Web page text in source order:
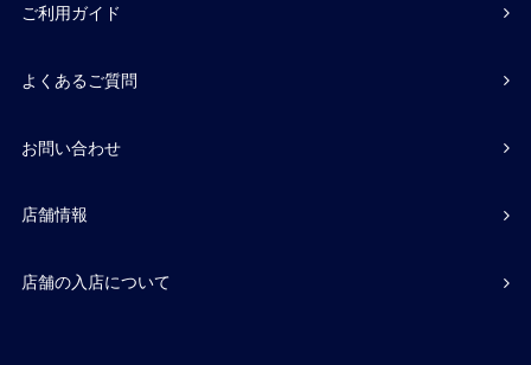
ご利用ガイド
よくあるご質問
お問い合わせ
店舗情報
店舗の入店について